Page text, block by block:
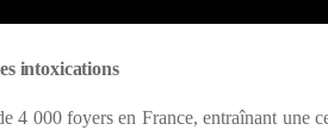
intoxications
4 000 foyers en France, entraînant une